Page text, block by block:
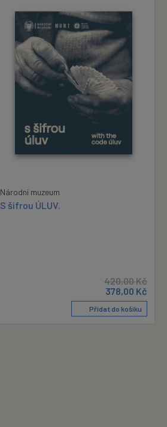
Národní muzeum
S šifrou ÚLUV.
420,00Kč
378,00 Kč
Přidat do košíku